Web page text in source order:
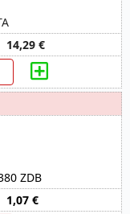
14,29 €
ZDB
1,07 €